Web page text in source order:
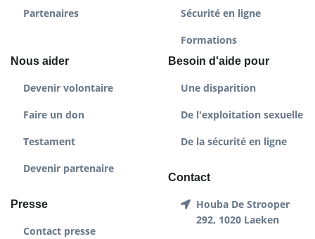
Partenaires
Sécurité en ligne
Formations
Nous aider
Devenir volontaire
Faire un don
Testament
Devenir partenaire
Presse
Contact presse
Besoin d'aide pour
Une disparition
De l'exploitation sexuelle
De la sécurité en ligne
Contact
Houba De Strooper
292, 1020 Laeken